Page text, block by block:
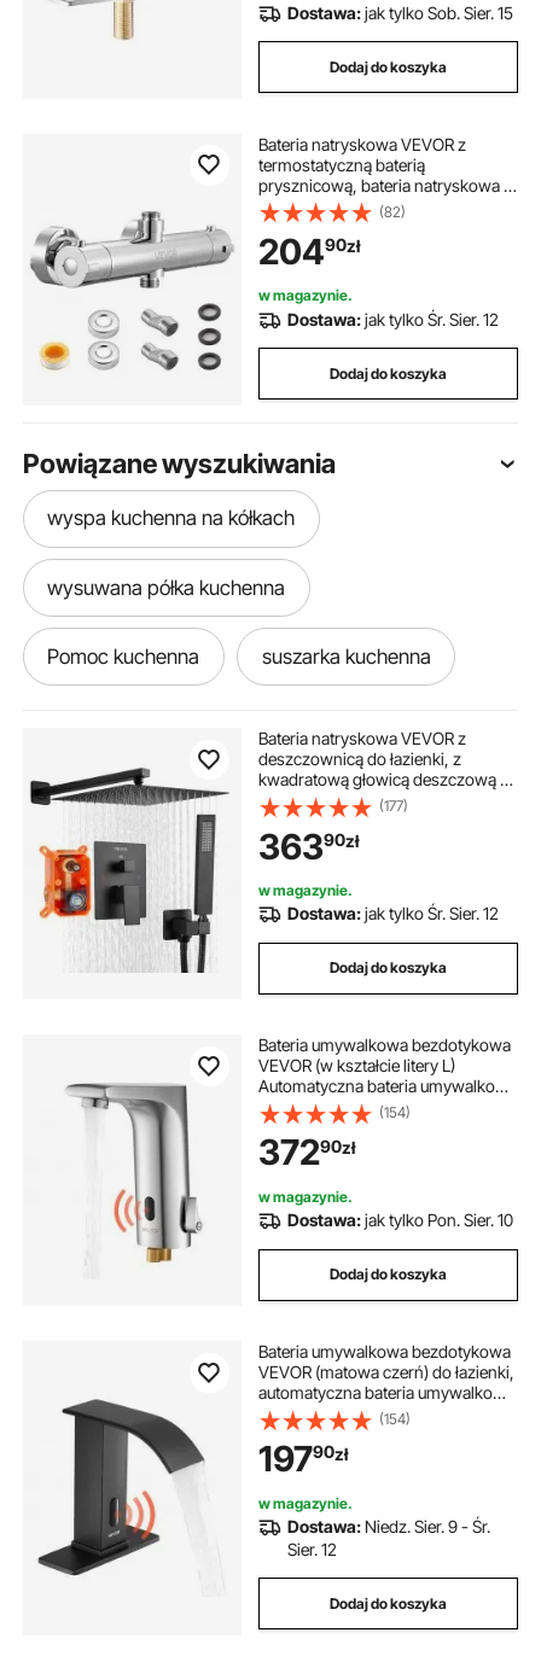
Dostawa:jak tylko Sob. Sier. 15
Dodaj do koszyka
Bateria natryskowa VEVOR z
termostatyczną baterią
prysznicową, bateria natryskowa z
blokadą bezpieczeństwa 38°C,
zawór do baterii natryskowej,
bateria wannowa, zawory
regulujące temperaturę do łazienki,
kampera, hotelu, chrom-srebro
(82)
20490zł
w magazynie.
Dostawa:jak tylko Śr. Sier. 12
Dodaj do koszyka
Powiązane wyszukiwania
wyspa kuchenna na kółkach
wysuwana półka kuchenna
Pomoc kuchenna suszarka kuchenna
wyspa kuchenna na kółkach z szufladami
półka kuchenna stojąca drabina kuchenna
półka kuchenna
szafka kuchenna wolnostojąca
szafka kuchenna spiżarnia
dolna szafka kuchenna
Bateria natryskowa VEVOR z
deszczownicą do łazienki, z
kwadratową głowicą deszczową o
średnicy 305 mm i słuchawką
prysznicową, bateria łazienkowa
ścienna z zaworem mosiężnym i
zestawem wykończeniowym,
matowa czerń
(177)
36390zł
w magazynie.
Dostawa:jak tylko Śr. Sier. 12
Dodaj do koszyka
Bateria umywalkowa bezdotykowa
VEVOR (w kształcie litery L)
Automatyczna bateria umywalkowa
do łazienki, bezdotykowa,
regulowana, jednouchwytowa,
bateria zasilana bateriami,
szczotkowany nikiel srebrny
(154)
37290zł
w magazynie.
Dostawa:jak tylko Pon. Sier. 10
Dodaj do koszyka
Bateria umywalkowa bezdotykowa
VEVOR (matowa czerń) do łazienki,
automatyczna bateria umywalkowa
z pokrywką otworu, bateria
zasilana bateryjnie, bateria do toalet
komercyjnych, bateria sensorowa z
wodospadem
(154)
19790zł
w magazynie.
Dostawa: Niedz. Sier. 9 - Śr.
Sier. 12
Dodaj do koszyka